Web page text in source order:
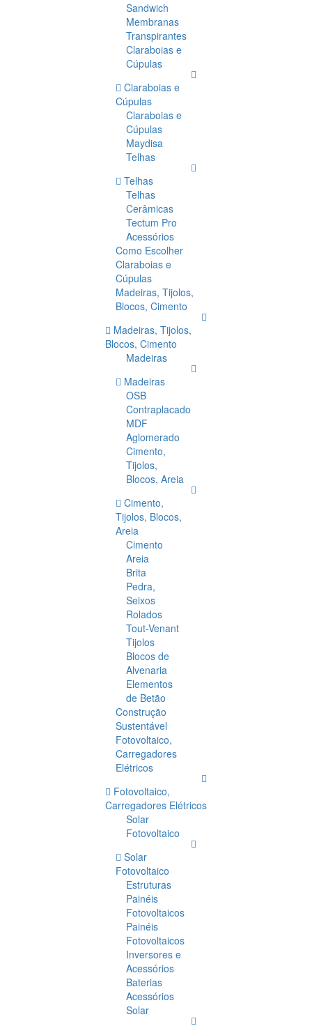
Sandwich
Membranas
Transpirantes
Claraboias e
Cúpulas
Claraboias e
Cúpulas
Claraboias e
Cúpulas
Maydisa
Telhas
Telhas
Telhas
Cerâmicas
Tectum Pro
Acessórios
Como Escolher
Claraboias e
Cúpulas
Madeiras, Tijolos,
Blocos, Cimento
Madeiras, Tijolos,
Blocos, Cimento
Madeiras
Madeiras
OSB
Contraplacado
MDF
Aglomerado
Cimento,
Tijolos,
Blocos, Areia
Cimento,
Tijolos, Blocos,
Areia
Cimento
Areia
Brita
Pedra,
Seixos
Rolados
Tout-Venant
Tijolos
Blocos de
Alvenaria
Elementos
de Betão
Construção
Sustentável
Fotovoltaico,
Carregadores
Elétricos
Fotovoltaico,
Carregadores Elétricos
Solar
Fotovoltaico
Solar
Fotovoltaico
Estruturas
Painéis
Fotovoltaicos
Painéis
Fotovoltaicos
Inversores e
Acessórios
Baterias
Acessórios
Solar